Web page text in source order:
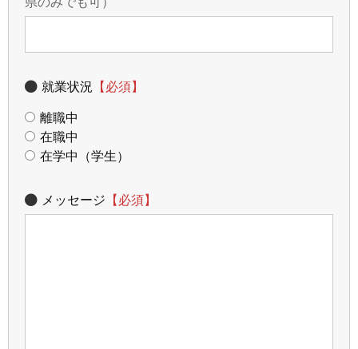
就業状況 【必須】
離職中
在職中
在学中（学生）
メッセージ 【必須】